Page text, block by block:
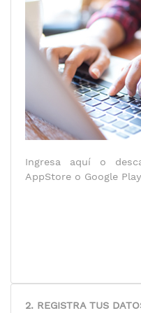
Ingresa aquí o
AppStore o Google
2. REGISTRA TUS